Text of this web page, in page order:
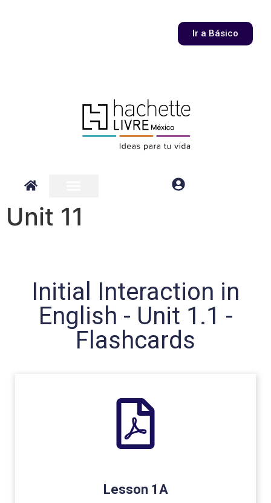
Ir a Básico
Unit 11
Initial Interaction in
English - Unit 1.1 -
Flashcards
Lesson 1A